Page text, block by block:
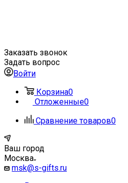
Заказать звонок
Задать вопрос
Войти
Корзина0
Отложенные0
Сравнение товаров0
Ваш город
Москва
msk@s-gifts.ru